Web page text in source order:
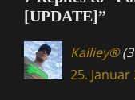
[UPDATE]”
Kalliey®(3
25. Januar